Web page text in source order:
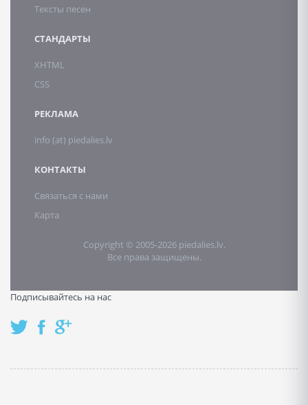
Тексты песен
СТАНДАРТЫ
XHTML
CSS
РЕКЛАМА
info (at) piedalies.lv
КОНТАКТЫ
Связаться с нами
Карта
Copyright © 2005-2026 piedalies.lv.
Все права защищены.
Подписывайтесь на нас